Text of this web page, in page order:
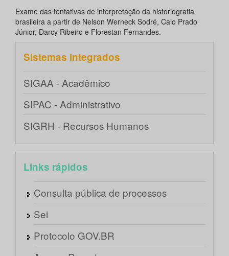
Exame das tentativas de interpretação da historiografia
brasileira a partir de Nelson Werneck Sodré, Caio Prado
Júnior, Darcy Ribeiro e Florestan Fernandes.
Sistemas integrados
SIGAA - Acadêmico
SIPAC - Administrativo
SIGRH - Recursos Humanos
Links rápidos
Consulta pública de processos
Sei
Protocolo GOV.BR